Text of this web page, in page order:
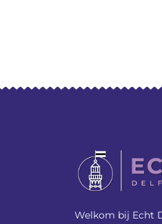
Welkom bij Echt